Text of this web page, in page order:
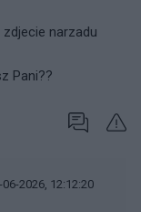
narzadu
Pani??
06-2026, 12:12:20